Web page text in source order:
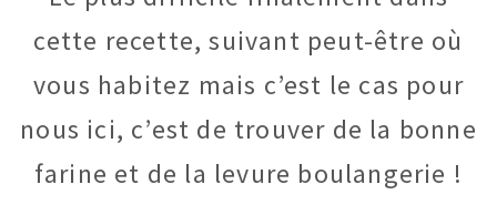
cette recette, suivant peut-être où
vous habitez mais c’est le cas pour
nous ici, c’est de trouver de la bonne
farine et de la levure boulangerie !